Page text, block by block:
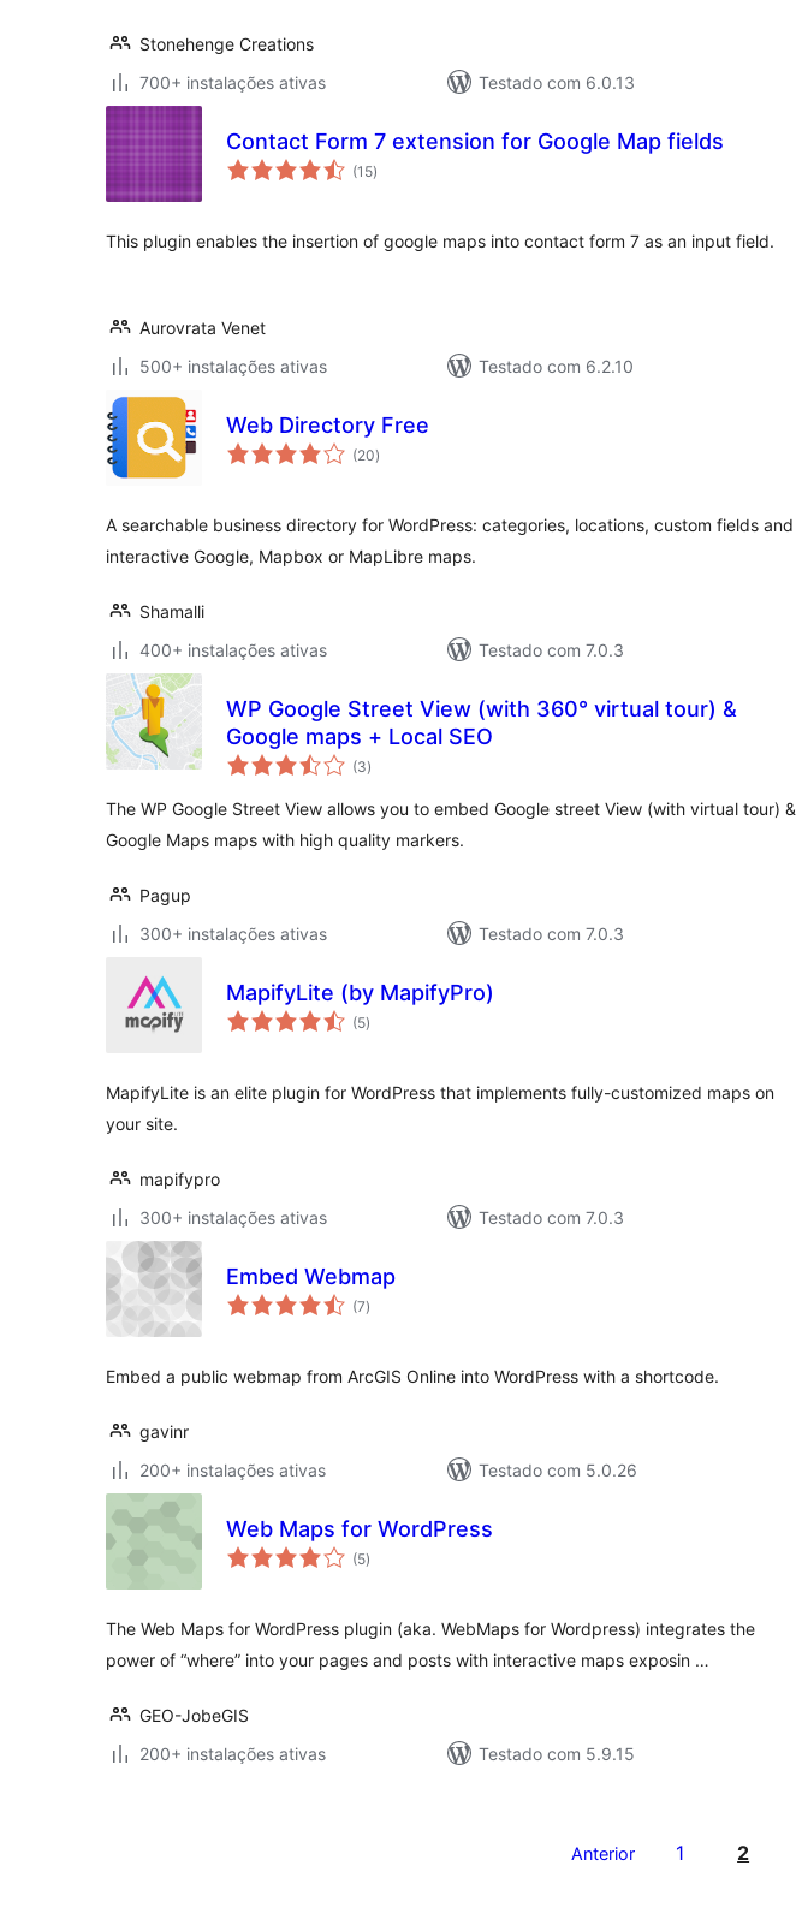
Stonehenge Creations
700+ instalações ativas
Testado com 6.0.13
Contact Form 7 extension for Google Map fields
(15avaliações
totais
)
This plugin enables the insertion of google maps into contact form 7 as an input field.
Aurovrata Venet
500+ instalações ativas
Testado com 6.2.10
Web Directory Free
(20avaliações
totais
)
A searchable business directory for WordPress: categories, locations, custom fields and
interactive Google, Mapbox or MapLibre maps.
Shamalli
400+ instalações ativas
Testado com 7.0.3
WP Google Street View (with 360° virtual tour) &
Google maps + Local SEO
(3avaliações
totais
)
The WP Google Street View allows you to embed Google street View (with virtual tour) &
Google Maps maps with high quality markers.
Pagup
300+ instalações ativas
Testado com 7.0.3
MapifyLite (by MapifyPro)
(5avaliações
totais
)
MapifyLite is an elite plugin for WordPress that implements fully-customized maps on
your site.
mapifypro
300+ instalações ativas
Testado com 7.0.3
Embed Webmap
(7avaliações
totais
)
Embed a public webmap from ArcGIS Online into WordPress with a shortcode.
gavinr
200+ instalações ativas
Testado com 5.0.26
Web Maps for WordPress
(5avaliações
totais
)
The Web Maps for WordPress plugin (aka. WebMaps for Wordpress) integrates the
power of “where” into your pages and posts with interactive maps exposin …
GEO-JobeGIS
200+ instalações ativas
Testado com 5.9.15
Anterior 1 2